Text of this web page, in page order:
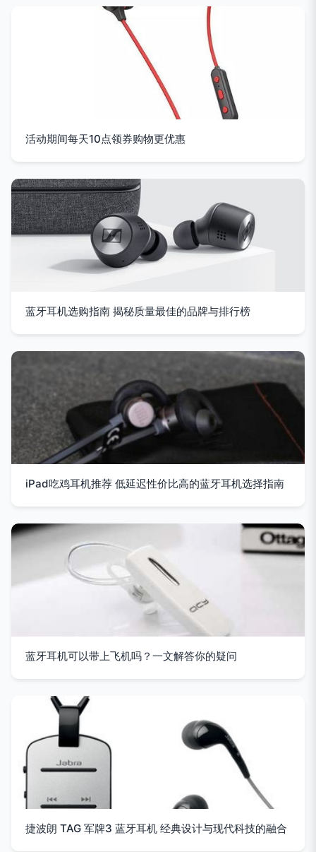
活动期间每天10点领券购物更优惠
蓝牙耳机选购指南 揭秘质量最佳的品牌与排行榜
iPad吃鸡耳机推荐 低延迟性价比高的蓝牙耳机选择指南
蓝牙耳机可以带上飞机吗？一文解答你的疑问
捷波朗 TAG 军牌3 蓝牙耳机 经典设计与现代科技的融合